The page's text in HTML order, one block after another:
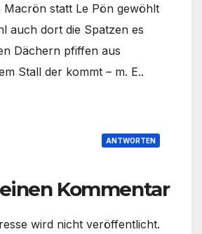
Macrön statt Le Pön gewöhlt
auch dort die Spatzen es
Dächern pfiffen aus
Stall der kommt – m. E..
ANTWORTEN
Kommentar
wird nicht veröffentlicht.